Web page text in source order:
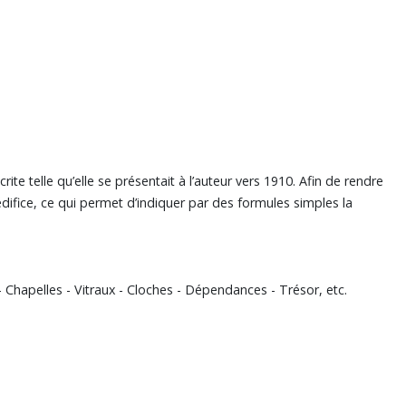
telle qu’elle se présentait à l’auteur vers 1910. Afin de rendre
ce qui permet d’indiquer par des formules simples la
- Vitraux - Cloches - Dépendances - Trésor, etc.